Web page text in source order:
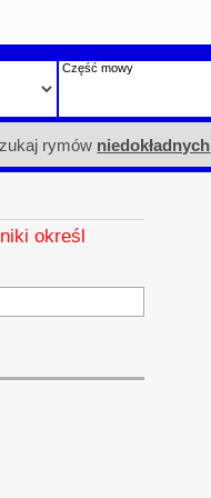
Część mowy
rymów niedokładnych
określ